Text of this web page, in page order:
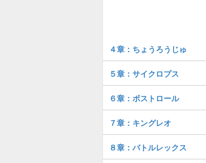
４章：ちょうろうじゅ
５章：サイクロプス
６章：ボストロール
７章：キングレオ
８章：バトルレックス